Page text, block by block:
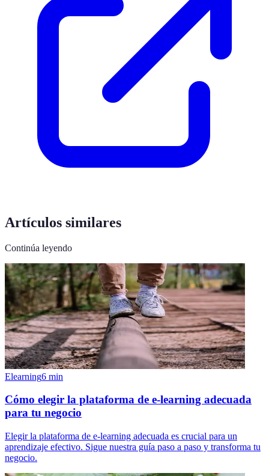
Artículos similares
Continúa leyendo
Elearning6 min
Cómo elegir la plataforma de e-learning adecuada
para tu negocio
Elegir la plataforma de e-learning adecuada es crucial para un
aprendizaje efectivo. Sigue nuestra guía paso a paso y transforma tu
negocio.